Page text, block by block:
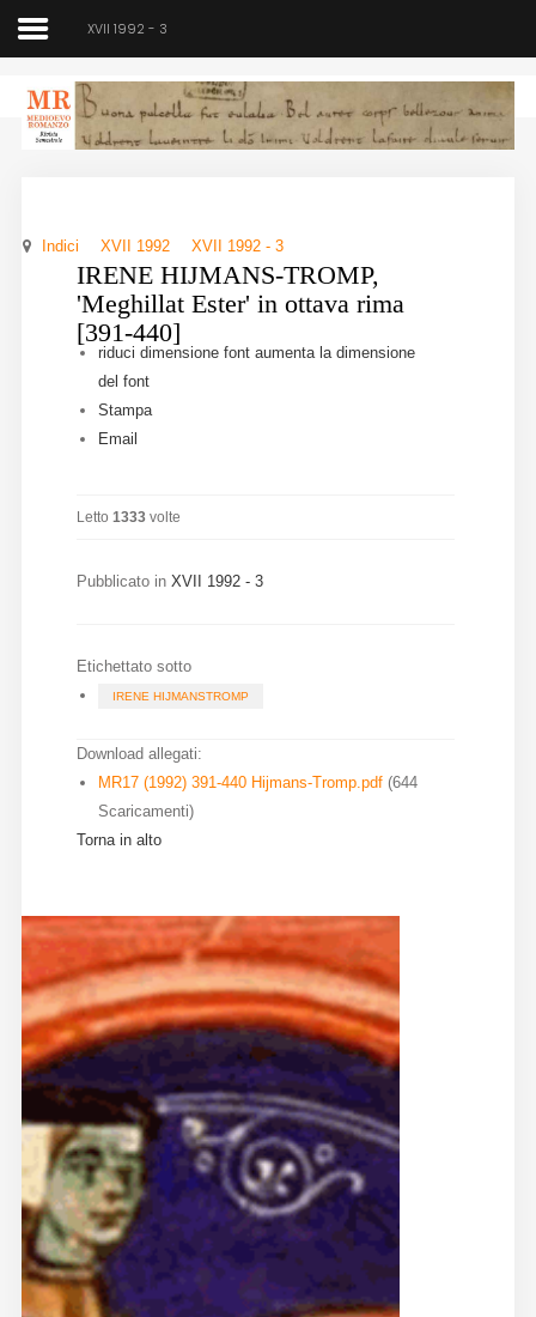
Medioevo Romanzo
Home
Chi siamo
Direzione
Indici
Norme
Diffusione
direzione@medioevoromanzo.it
XVII 1992 - 3
Indici XVII 1992 XVII 1992 - 3
IRENE HIJMANS-TROMP,
'Meghillat Ester' in ottava rima
[391-440]
riduci dimensione font aumenta la dimensione
del font
Stampa
Email
Letto 1333volte
Pubblicato in XVII 1992 - 3
Etichettato sotto
IRENE HIJMANSTROMP
Download allegati:
MR17 (1992) 391-440 Hijmans-Tromp.pdf (644
Scaricamenti)
Torna in alto